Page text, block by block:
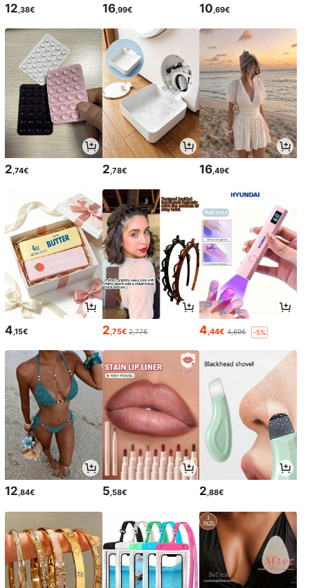
12 ,38€ 16,99€ 10 ,69€
2,74€ 2,78€ 16,49€
4,15€ 2,75€ 2,77€ 4,44€ 4,69€ -5%
12,84€ 5,58€ 2,88€